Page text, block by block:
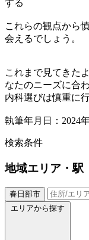
する
これらの観点から
会えるでしょう。
これまで見てきた
なたのニーズに合
内科選びは慎重に
執筆年月日：2024
検索条件
地域エリア・駅
春日部市
エリアから探す